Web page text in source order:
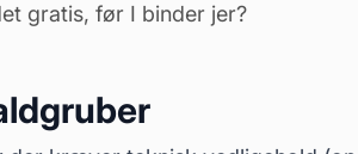
gratis, før I binder jer?